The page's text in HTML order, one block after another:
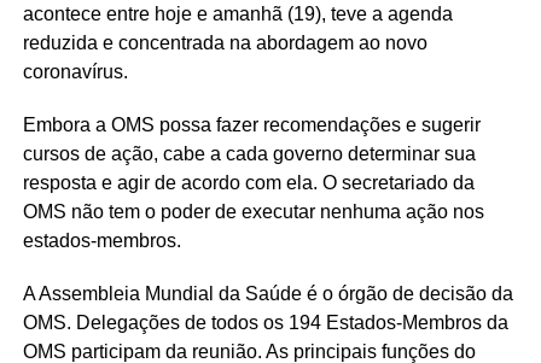
acontece entre hoje e amanhã (19), teve a agenda
reduzida e concentrada na abordagem ao novo
coronavírus.
Embora a OMS possa fazer recomendações e sugerir
cursos de ação, cabe a cada governo determinar sua
resposta e agir de acordo com ela. O secretariado da
OMS não tem o poder de executar nenhuma ação nos
estados-membros.
A Assembleia Mundial da Saúde é o órgão de decisão da
OMS. Delegações de todos os 194 Estados-Membros da
OMS participam da reunião. As principais funções do